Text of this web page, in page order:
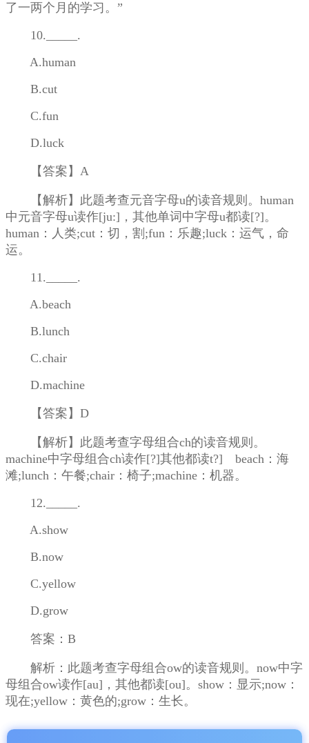
了一两个月的学习。”
10._____.
A.human
B.cut
C.fun
D.luck
【答案】A
【解析】此题考查元音字母u的读音规则。human
中元音字母u读作[ju:]，其他单词中字母u都读[?]。
human：人类;cut：切，割;fun：乐趣;luck：运气，命
运。
11._____.
A.beach
B.lunch
C.chair
D.machine
【答案】D
【解析】此题考查字母组合ch的读音规则。
machine中字母组合ch读作[?]其他都读t?] beach：海
滩;lunch：午餐;chair：椅子;machine：机器。
12._____.
A.show
B.now
C.yellow
D.grow
答案：B
解析：此题考查字母组合ow的读音规则。now中字
母组合ow读作[au]，其他都读[ou]。show：显示;now：
现在;yellow：黄色的;grow：生长。